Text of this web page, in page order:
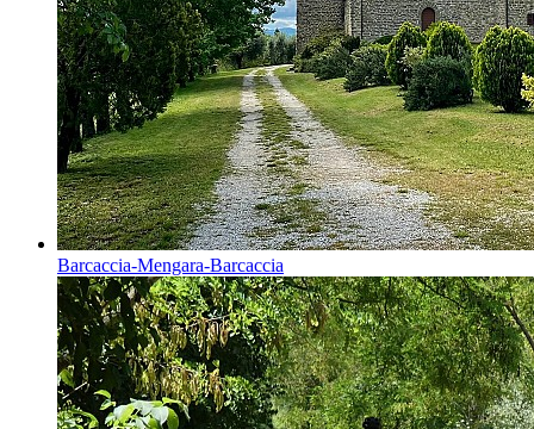
Barcaccia-Mengara-Barcaccia